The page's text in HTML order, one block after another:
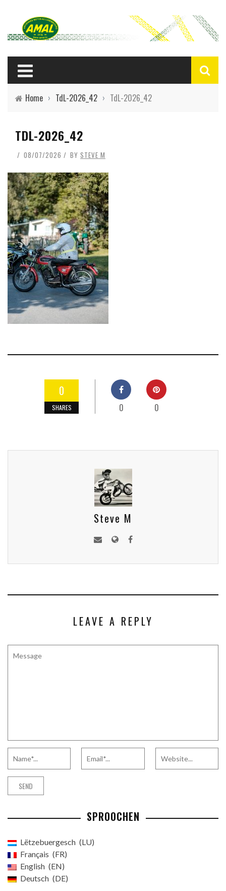
Home › TdL-2026_42 › TdL-2026_42
TDL-2026_42
08/07/2026 BY STEVE M
0
SHARES 0 0
Steve M
LEAVE A REPLY
SPROOCHEN
Lëtzebuergesch
LU
Français
FR
English
EN
Deutsch
DE